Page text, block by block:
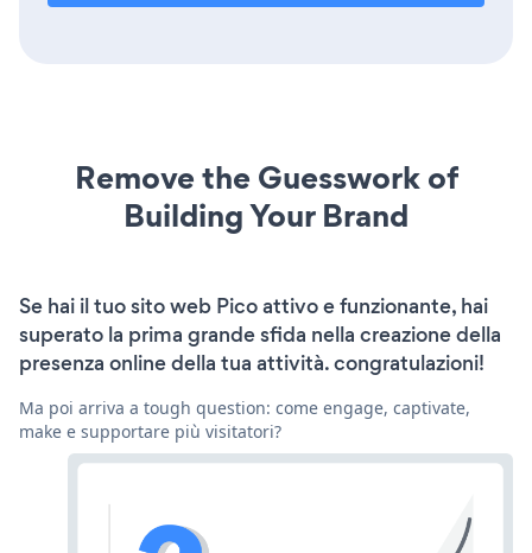
Remove the Guesswork of
Building Your Brand
Se hai il tuo sito web Pico attivo e funzionante, hai
superato la prima grande sfida nella creazione della
presenza online della tua attività. congratulazioni!
Ma poi arriva a tough question: come engage, captivate,
make e supportare più visitatori?